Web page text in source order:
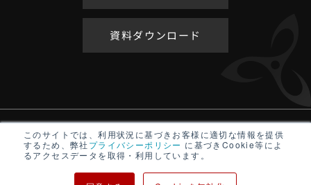
このサイトでは、利用状況に基づきお客様に適切な情報を提供
するため、弊社 プライバシーポリシー に基づきCookie等によ
るアクセスデータを取得・利用しています。
資料ダウンロード
アクセシビリティポリシー
サイトマップ
プライバシーポリシー